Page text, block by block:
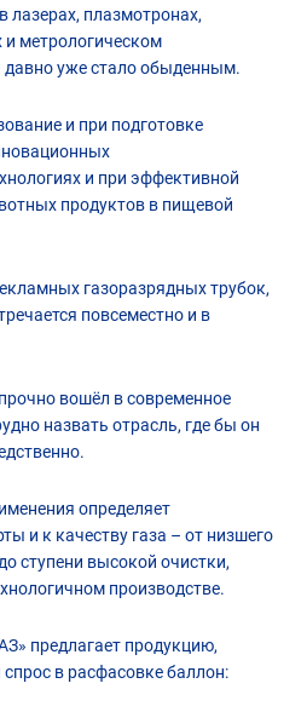
лазерах, плазмотронах,
и метрологическом
давно уже стало обыденным.
и при подготовке
и при эффективной
продуктов в пищевой
газоразрядных трубок,
повсеместно и в
вошёл в современное
назвать отрасль, где бы он
определяет
и к качеству газа – от низшего
до ступени высокой очистки,
производстве.
предлагает продукцию,
в расфасовке баллон: